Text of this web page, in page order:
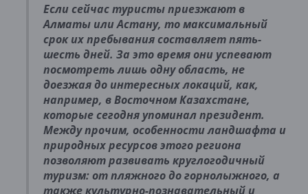
Если сейчас туристы приезжают в
Алматы или Астану, то максимальный
срок их пребывания составляет пять-
шесть дней. За это время они успевают
посмотреть лишь одну область, не
доезжая до интересных локаций, как,
например, в Восточном Казахстане,
которые сегодня упоминал президент.
Между прочим, особенности ландшафта и
природных ресурсов этого региона
позволяют развивать круглогодичный
туризм: от пляжного до горнолыжного, а
также культурно-познавательный и